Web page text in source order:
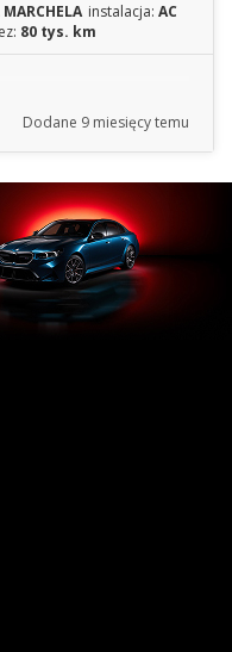
instalacja: AC
80 tys. km
Dodane 9 miesięcy temu